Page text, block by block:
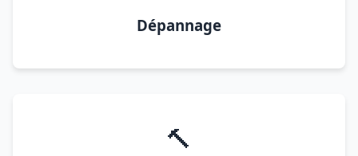
Dépannage
🔨